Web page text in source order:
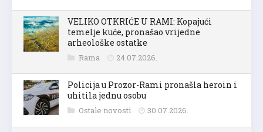
VELIKO OTKRIĆE U RAMI: Kopajući
temelje kuće, pronašao vrijedne
arheološke ostatke
Rama 24.07.2026.
Policija u Prozor-Rami pronašla heroin i
uhitila jednu osobu
Ostale novosti 30.07.2026.